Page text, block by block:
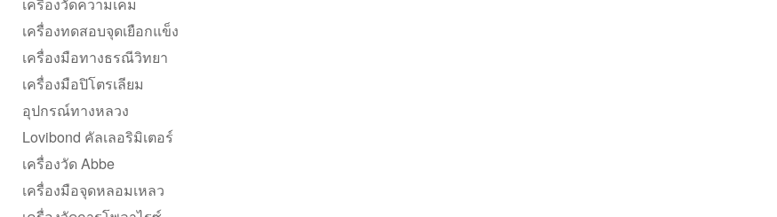
เครื่องทดสอบจุดเยือกแข็ง
เครื่องมือทางธรณีวิทยา
เครื่องมือปิโตรเลียม
อุปกรณ์ทางหลวง
Lovibond คัลเลอริมิเตอร์
เครื่องวัด Abbe
เครื่องมือจุดหลอมเหลว